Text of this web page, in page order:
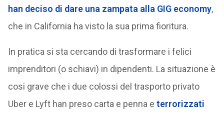
han deciso di dare una zampata alla GIG economy,
che in California ha visto la sua prima fioritura.
In pratica si sta cercando di trasformare i felici
imprenditori (o schiavi) in dipendenti. La situazione è
cosi grave che i due colossi del trasporto privato
Uber e Lyft han preso carta e penna e terrorizzati